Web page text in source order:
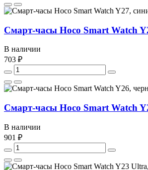
Смарт-часы Hoco Smart Watch
В наличии
703 ₽
Смарт-часы Hoco Smart Watch
В наличии
901 ₽